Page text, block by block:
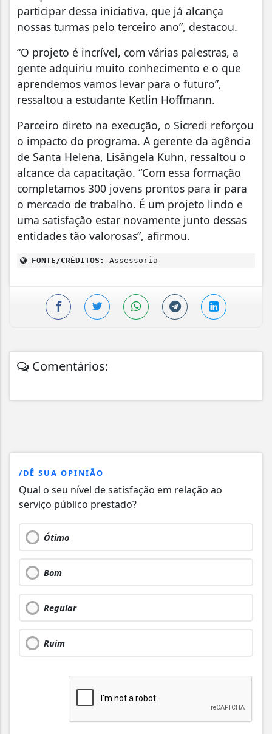
participar dessa iniciativa, que já alcança
nossas turmas pelo terceiro ano”, destacou.
“O projeto é incrível, com várias palestras, a
gente adquiriu muito conhecimento e o que
aprendemos vamos levar para o futuro”,
ressaltou a estudante Ketlin Hoffmann.
Parceiro direto na execução, o Sicredi reforçou
o impacto do programa. A gerente da agência
de Santa Helena, Lisângela Kuhn, ressaltou o
alcance da capacitação. “Com essa formação
completamos 300 jovens prontos para ir para
o mercado de trabalho. É um projeto lindo e
uma satisfação estar novamente junto dessas
entidades tão valorosas”, afirmou.
FONTE/CRÉDITOS: Assessoria
Comentários:
/DÊ SUA OPINIÃO
Qual o seu nível de satisfação em relação ao
serviço público prestado?
Ótimo
Bom
Regular
Ruim